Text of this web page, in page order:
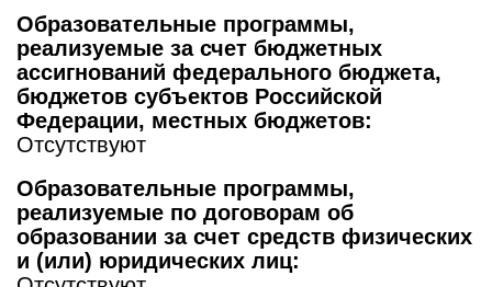
Образовательные программы,
реализуемые за счет бюджетных
ассигнований федерального бюджета,
бюджетов субъектов Российской
Федерации, местных бюджетов:
Отсутствуют
Образовательные программы,
реализуемые по договорам об
образовании за счет средств физических
и (или) юридических лиц: